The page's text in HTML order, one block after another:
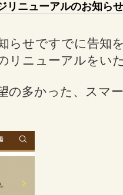
リニューアルのお知らせ
らせですでに告知
リニューアルをい
の多かった、スマ